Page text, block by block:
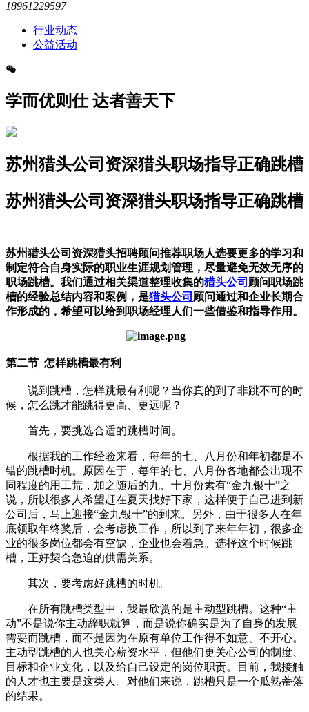
18961229597
行业动态
公益活动
学而优则仕 达者善天下
苏州猎头公司资深猎头职场指导正确跳槽
苏州猎头公司资深猎头职场指导正确跳槽
苏州猎头公司资深猎头招聘顾问推荐职场人选要更多的学习和
制定符合自身实际的职业生涯规划管理，尽量避免无效无序的
职场跳槽。我们通过相关渠道整理收集的猎头公司 顾问职场跳
槽的经验总结内容和案例，是猎头公司 顾问通过和企业长期合
作形成的，希望可以给到职场经理人们一些借鉴和指导作用。
第二节 怎样跳槽最有利
说到跳槽，怎样跳最有利呢？当你真的到了非跳不可的时
候，怎么跳才能跳得更高、更远呢？
首先，要挑选合适的跳槽时间。
根据我的工作经验来看，每年的七、八月份和年初都是不
错的跳槽时机。原因在于，每年的七、八月份各地都会出现不
同程度的用工荒，加之随后的九、十月份素有“金九银十”之
说，所以很多人希望赶在夏天找好下家，这样便于自己进到新
公司后，马上迎接“金九银十”的到来。另外，由于很多人在年
底领取年终奖后，会考虑换工作，所以到了来年年初，很多企
业的很多岗位都会有空缺，企业也会着急。选择这个时候跳
槽，正好契合急迫的供需关系。
其次，要考虑好跳槽的时机。
在所有跳槽类型中，我最欣赏的是主动型跳槽。这种“主
动”不是说你主动辞职就算，而是说你确实是为了自身的发展
需要而跳槽，而不是因为在原有单位工作得不如意、不开心。
主动型跳槽的人也关心薪资水平，但他们更关心公司的制度、
目标和企业文化，以及给自己设定的岗位职责。目前，我接触
的人才也主要是这类人。对他们来说，跳槽只是一个瓜熟蒂落
的结果。